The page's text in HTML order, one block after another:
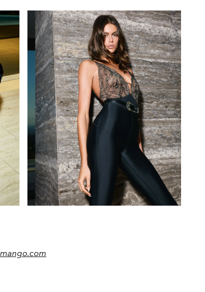
mango.com